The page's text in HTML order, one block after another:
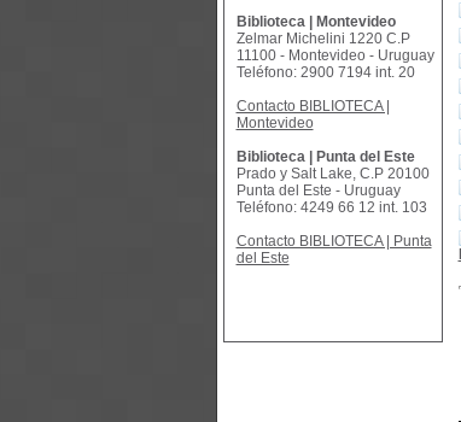
Biblioteca | Montevideo
Zelmar Michelini 1220 C.P
11100 - Montevideo - Uruguay
Teléfono: 2900 7194 int. 20
Contacto BIBLIOTECA |
Montevideo
Biblioteca | Punta del Este
Prado y Salt Lake, C.P 20100
Punta del Este - Uruguay
Teléfono: 4249 66 12 int. 103
Contacto BIBLIOTECA | Punta
del Este